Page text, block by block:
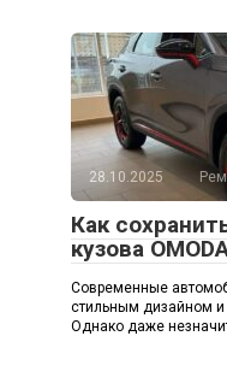
28.10.2025
Как
кузова
Современные
стильным дизайном и
Однако даже